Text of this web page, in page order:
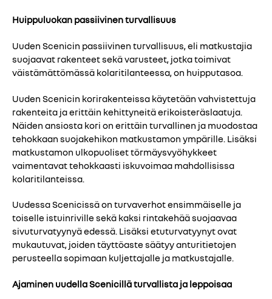
Huippuluokan passiivinen turvallisuus
Uuden Scenicin passiivinen turvallisuus, eli matkustajia
suojaavat rakenteet sekä varusteet, jotka toimivat
väistämättömässä kolaritilanteessa, on huipputasoa.
Uuden Scenicin korirakenteissa käytetään vahvistettuja
rakenteita ja erittäin kehittyneitä erikoisteräslaatuja.
Näiden ansiosta kori on erittäin turvallinen ja muodostaa
tehokkaan suojakehikon matkustamon ympärille. Lisäksi
matkustamon ulkopuoliset törmäysvyöhykkeet
vaimentavat tehokkaasti iskuvoimaa mahdollisissa
kolaritilanteissa.
Uudessa Scenicissä on turvaverhot ensimmäiselle ja
toiselle istuinriville sekä kaksi rintakehää suojaavaa
sivuturvatyynyä edessä. Lisäksi etuturvatyynyt ovat
mukautuvat, joiden täyttöaste säätyy anturitietojen
perusteella sopimaan kuljettajalle ja matkustajalle.
Ajaminen uudella Scenicillä turvallista ja leppoisaa